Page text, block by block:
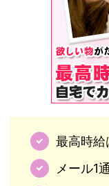
最高時
メール1